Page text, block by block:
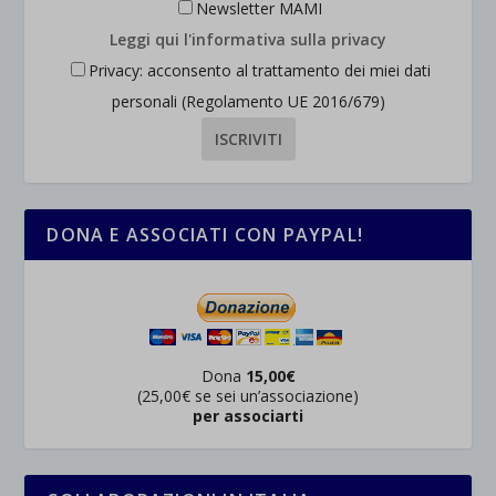
Newsletter MAMI
Leggi qui l'informativa sulla privacy
Privacy: acconsento al trattamento dei miei dati
personali (Regolamento UE 2016/679)
DONA E ASSOCIATI CON PAYPAL!
Dona 15,00€
(25,00€ se sei un’associazione)
per associarti